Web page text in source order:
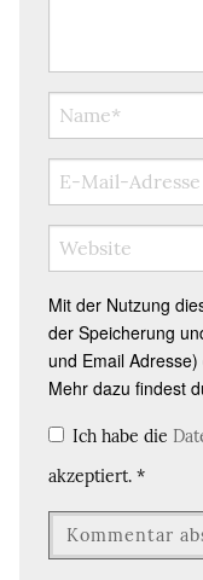
Mit der Nutzung
der Speicherung
und Email
Mehr dazu findest
Ich habe die
akzeptiert. *